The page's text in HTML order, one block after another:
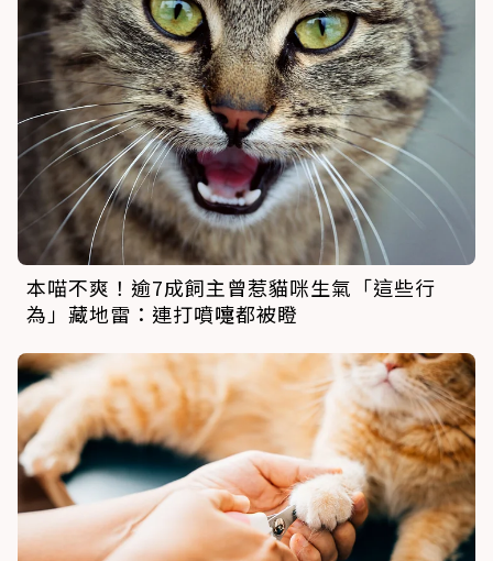
本喵不爽！逾7成飼主曾惹貓咪生氣「這些行
為」藏地雷：連打噴嚏都被瞪